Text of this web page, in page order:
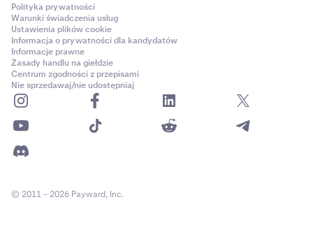
Polityka prywatności
Warunki świadczenia usług
Ustawienia plików cookie
Informacja o prywatności dla kandydatów
Informacje prawne
Zasady handlu na giełdzie
Centrum zgodności z przepisami
Nie sprzedawaj/nie udostępniaj
© 2011 – 2026 Payward, Inc.